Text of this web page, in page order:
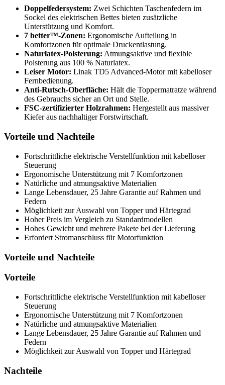
Doppelfedersystem: Zwei Schichten Taschenfedern im
Sockel des elektrischen Bettes bieten zusätzliche
Unterstützung und Komfort.
7 better™-Zonen: Ergonomische Aufteilung in
Komfortzonen für optimale Druckentlastung.
Naturlatex-Polsterung: Atmungsaktive und flexible
Polsterung aus 100 % Naturlatex.
Leiser Motor: Linak TD5 Advanced-Motor mit kabelloser
Fernbedienung.
Anti-Rutsch-Oberfläche: Hält die Toppermatratze während
des Gebrauchs sicher an Ort und Stelle.
FSC-zertifizierter Holzrahmen: Hergestellt aus massiver
Kiefer aus nachhaltiger Forstwirtschaft.
Vorteile und Nachteile
Fortschrittliche elektrische Verstellfunktion mit kabelloser
Steuerung
Ergonomische Unterstützung mit 7 Komfortzonen
Natürliche und atmungsaktive Materialien
Lange Lebensdauer, 25 Jahre Garantie auf Rahmen und
Federn
Möglichkeit zur Auswahl von Topper und Härtegrad
Hoher Preis im Vergleich zu Standardmodellen
Hohes Gewicht und mehrere Pakete bei der Lieferung
Erfordert Stromanschluss für Motorfunktion
Vorteile und Nachteile
Vorteile
Fortschrittliche elektrische Verstellfunktion mit kabelloser
Steuerung
Ergonomische Unterstützung mit 7 Komfortzonen
Natürliche und atmungsaktive Materialien
Lange Lebensdauer, 25 Jahre Garantie auf Rahmen und
Federn
Möglichkeit zur Auswahl von Topper und Härtegrad
Nachteile